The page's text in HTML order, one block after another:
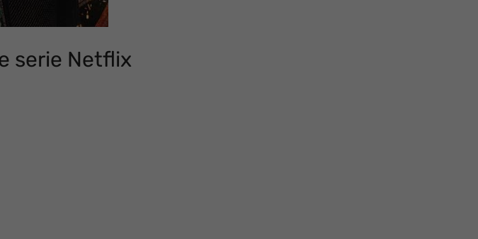
serie Netflix